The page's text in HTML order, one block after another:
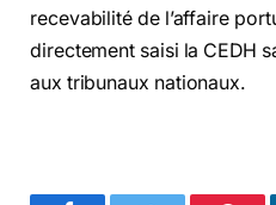
recevabilité de l’affaire
directement saisi la CEDH
aux tribunaux nationaux.